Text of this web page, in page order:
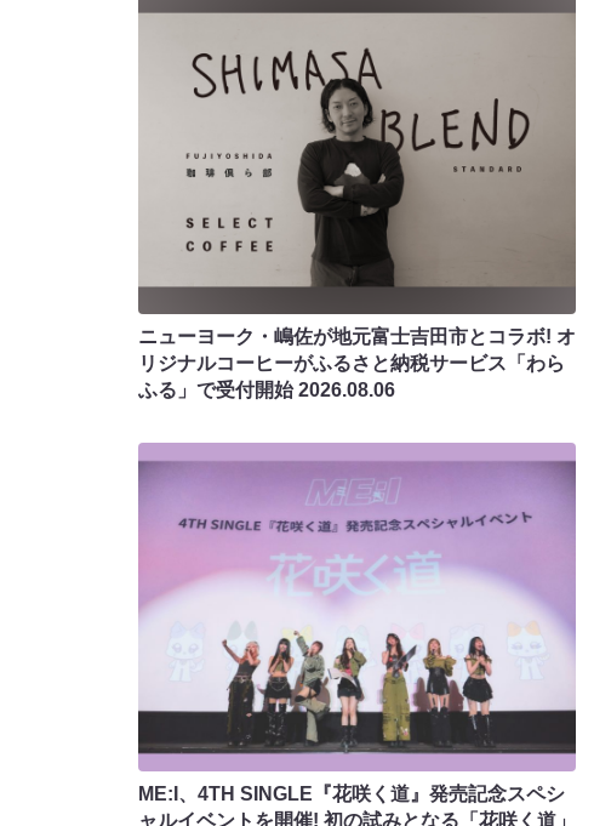
ニューヨーク・嶋佐が地元富士吉田市とコラボ! オ
リジナルコーヒーがふるさと納税サービス「わら
ふる」で受付開始2026.08.06
ME:I、4TH SINGLE『花咲く道』発売記念スペシ
ャルイベントを開催! 初の試みとなる「花咲く道」